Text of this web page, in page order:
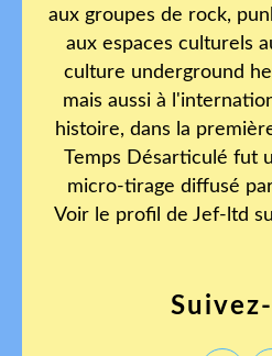
aux groupes de rock,
aux espaces culturels
culture underground
mais aussi à
histoire, dans la
Temps Désarticulé fut
micro-tirage diffusé
Voir le profil de Jef-ltd